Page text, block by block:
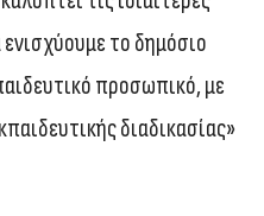
το δημόσιο
προσωπικό, με
διαδικασίας»